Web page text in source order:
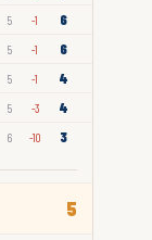
5 -1 6
5 -1 6
5 -1 4
5 -3 4
6 -10 3
5